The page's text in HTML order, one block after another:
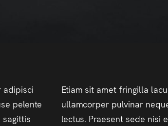
adipisci
pelente
sagittis
Etiam sit amet fringilla
ullamcorper pulvinar
lectus. Praesent sede nisi